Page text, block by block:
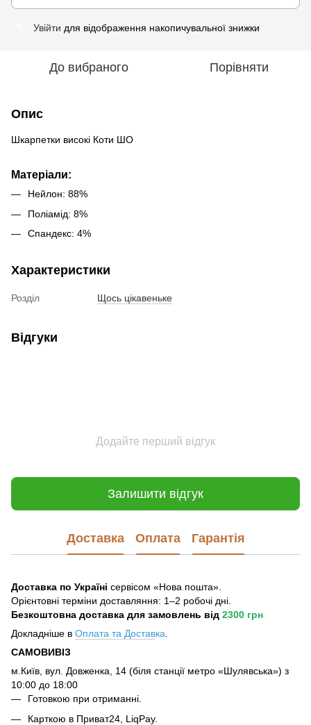
Увійти для відображення накопичувальної знижки
До вибраного Порівняти
Опис
Шкарпетки високі Коти ШО
Матеріали:
Нейлон: 88%
Поліамід: 8%
Спандекс: 4%
Характеристики
Розділ Щось цікавеньке
Відгуки
Додайте перший відгук
Залишити відгук
Доставка Оплата Гарантія
Доставка по Україні сервісом «Нова пошта».
Орієнтовні терміни доставляння: 1–2 робочі дні.
Безкоштовна доставка для замовлень від 2300 грн
Докладніше в Оплата та Доставка
САМОВИВІЗ
м.Київ, вул. Довженка, 14 (біля станції метро «Шулявська») з
10:00 до 18:00
Готовкою при отриманні.
Карткою в Приват24, LiqPay.